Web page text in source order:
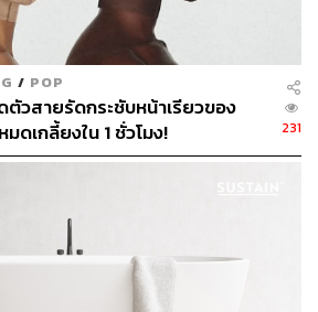
/ POP
วสายรัดกระชับหน้าเรียวของ
ดเกลี้ยงใน 1 ชั่วโมง!
231